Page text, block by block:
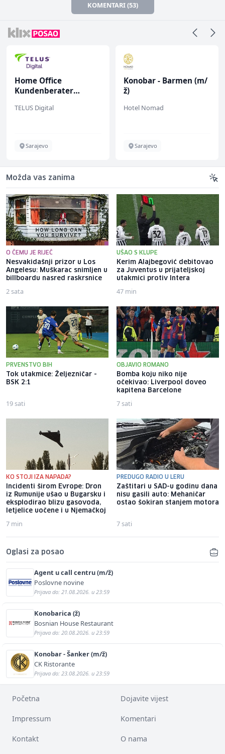
KOMENTARI (53)
Home Office
Kundenberater
TELUS Digital
Sarajevo
Konobar - Barmen (m/
ž)
Hotel Nomad
Sarajevo
Možda vas zanima
O ČEMU JE RIJEČ
Nesvakidašnji prizor u Los
Angelesu: Muškarac snimljen u
billboardu nasred raskrsnice
2 sata
UŠAO S KLUPE
Kerim Alajbegović debitovao
za Juventus u prijateljskoj
utakmici protiv Intera
47 min
PRVENSTVO BIH
Tok utakmice: Željezničar -
BSK 2:1
19 sati
OBJAVIO ROMANO
Bomba koju niko nije
očekivao: Liverpool doveo
kapitena Barcelone
7 sati
KO STOJI IZA NAPADA?
Incidenti širom Evrope: Dron
iz Rumunije ušao u Bugarsku i
eksplodirao blizu gasovoda,
letjelice uočene i u Njemačkoj
7 min
PREDUGO RADIO U LERU
Zaštitari u SAD-u godinu dana
nisu gasili auto: Mehaničar
ostao šokiran stanjem motora
7 sati
Oglasi za posao
Agent u call centru (m/ž)
Poslovne novine
Prijava do: 21.08.2026. u 23:59
Konobarica (ž)
Bosnian House Restaurant
Prijava do: 20.08.2026. u 23:59
Konobar - Šanker (m/ž)
CK Ristorante
Prijava do: 23.08.2026. u 23:59
Početna Dojavite vijest
Impressum Komentari
Kontakt O nama